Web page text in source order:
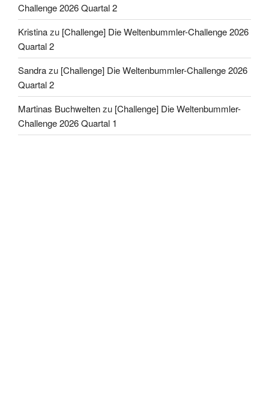
Challenge 2026 Quartal 2
Kristinazu [Challenge] Die Weltenbummler-Challenge 2026
Quartal 2
Sandrazu [Challenge] Die Weltenbummler-Challenge 2026
Quartal 2
Martinas Buchweltenzu [Challenge] Die Weltenbummler-
Challenge 2026 Quartal 1